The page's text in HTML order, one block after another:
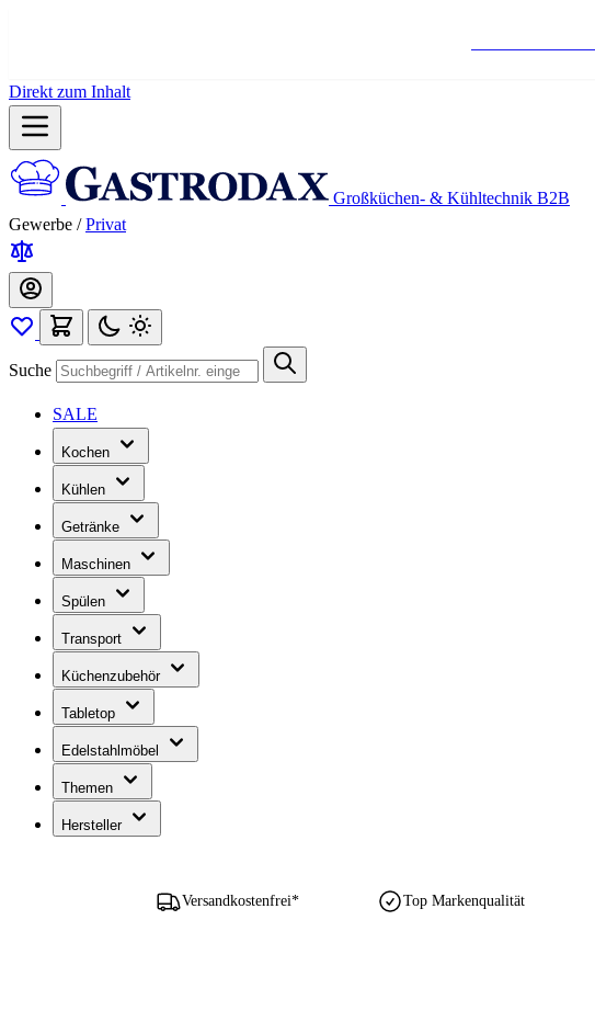
Direkt zum Inhalt
Großküchen- & Kühltechnik B2B
Gewerbe / Privat
Suche
SALE
Kochen
Kühlen
Getränke
Maschinen
Spülen
Transport
Küchenzubehör
Tabletop
Edelstahlmöbel
Themen
Hersteller
Versandkostenfrei* Top Markenqualität